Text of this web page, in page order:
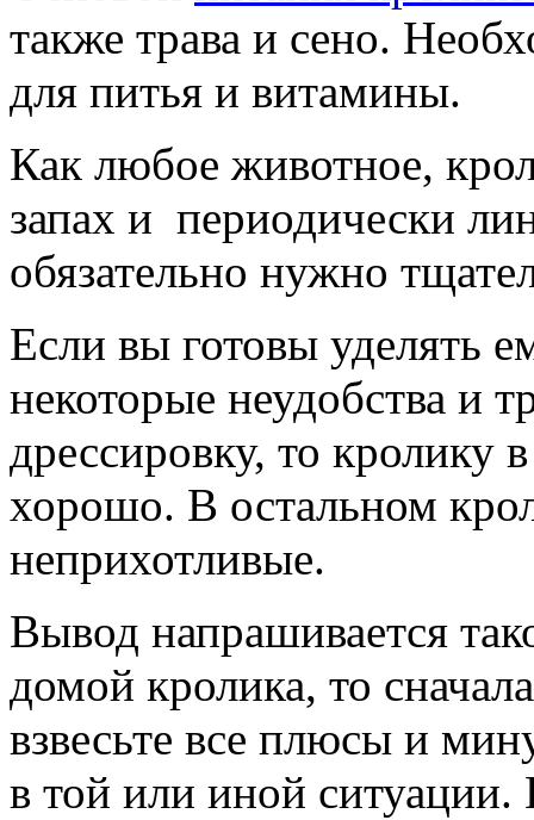
также трава и сено.
для питья и витамины.
Как любое животное,
запах и периодически
обязательно нужно
Если вы готовы уделять
некоторые неудобства и
дрессировку, то кролику
хорошо. В остальном
неприхотливые.
Вывод напрашивается
домой кролика, то
взвесьте все плюсы и
в той или иной